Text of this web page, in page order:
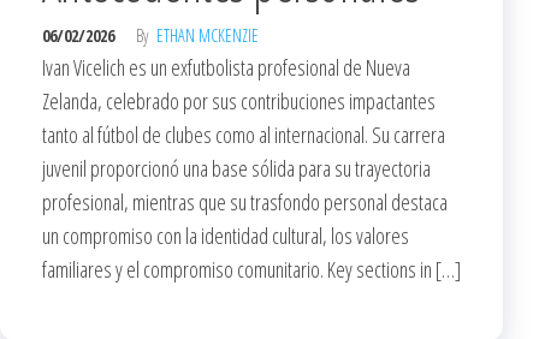
06/02/2026 By ETHAN MCKENZIE
Ivan Vicelich es un exfutbolista profesional de Nueva
Zelanda, celebrado por sus contribuciones impactantes
tanto al fútbol de clubes como al internacional. Su carrera
juvenil proporcionó una base sólida para su trayectoria
profesional, mientras que su trasfondo personal destaca
un compromiso con la identidad cultural, los valores
familiares y el compromiso comunitario. Key sections in […]